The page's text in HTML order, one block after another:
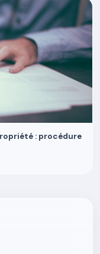
: procédure